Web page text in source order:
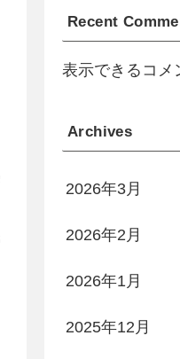
Recent
表示できるコメ
Archives
2026年3月
2026年2月
2026年1月
2025年12月